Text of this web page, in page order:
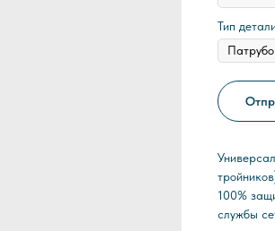
Тип
100%
службы